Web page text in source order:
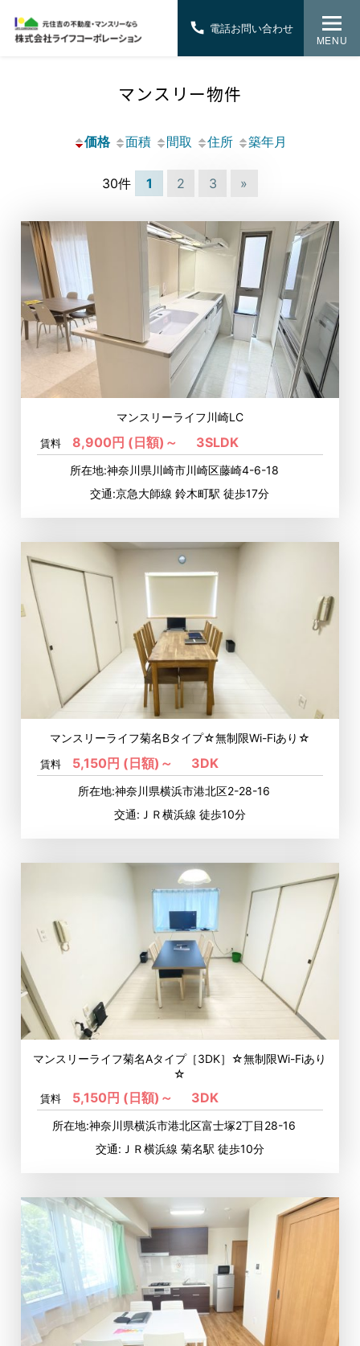
MENU
マンスリー物件
価格 面積 間取 住所 築年月
30件 1 2 3 »
マンスリーライフ川崎LC
賃料 8,900円 (日額)～ 3SLDK
所在地:神奈川県川崎市川崎区藤崎4-6-18
交通:京急大師線 鈴木町駅 徒歩17分
マンスリーライフ菊名Bタイプ☆無制限Wi-Fiあり☆
賃料 5,150円 (日額)～ 3DK
所在地:神奈川県横浜市港北区2-28-16
交通:ＪＲ横浜線 徒歩10分
マンスリーライフ菊名Aタイプ［3DK］☆無制限Wi-Fiあり
☆
賃料 5,150円 (日額)～ 3DK
所在地:神奈川県横浜市港北区富士塚2丁目28-16
交通:ＪＲ横浜線 菊名駅 徒歩10分
電話お問い合わせ